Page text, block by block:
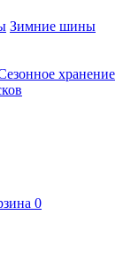
Зимние шины
хранение
0